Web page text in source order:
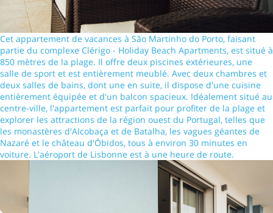
Cet appartement de vacances à São Martinho do Porto, faisant
partie du complexe Clérigo - Holiday Beach Apartments, est situé à
850 mètres de la plage. Il offre deux piscines extérieures, une
salle de sport et est entièrement meublé. Avec deux chambres et
deux salles de bains, dont une en suite, il dispose d'une cuisine
entièrement équipée et d'un balcon spacieux. Idéalement situé au
centre-ville, l'appartement est parfait pour profiter de la plage et
explorer les attractions de la région ouest du Portugal, telles que
les monastères d'Alcobaça et de Batalha, les vagues géantes de
Nazaré et le château d'Óbidos, tous à environ 30 minutes en
voiture. L'aéroport de Lisbonne est à une heure de route.